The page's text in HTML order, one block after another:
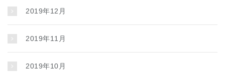
2019年12月
2019年11月
2019年10月